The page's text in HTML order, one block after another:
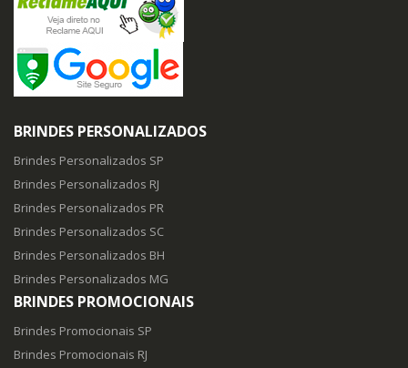
BRINDES PERSONALIZADOS
Brindes Personalizados SP
Brindes Personalizados RJ
Brindes Personalizados PR
Brindes Personalizados SC
Brindes Personalizados BH
Brindes Personalizados MG
BRINDES PROMOCIONAIS
Brindes Promocionais SP
Brindes Promocionais RJ